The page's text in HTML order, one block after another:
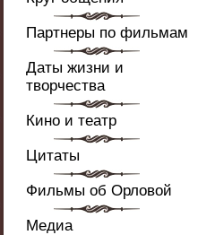
Партнеры по фильмам
Даты жизни и
творчества
Кино и театр
Цитаты
Фильмы об Орловой
Медиа